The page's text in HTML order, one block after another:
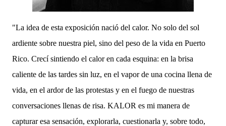
"La idea de esta exposición nació del calor. No solo del sol
ardiente sobre nuestra piel, sino del peso de la vida en Puerto
Rico. Crecí sintiendo el calor en cada esquina: en la brisa
caliente de las tardes sin luz, en el vapor de una cocina llena de
vida, en el ardor de las protestas y en el fuego de nuestras
conversaciones llenas de risa. KALOR es mi manera de
capturar esa sensación, explorarla, cuestionarla y, sobre todo,